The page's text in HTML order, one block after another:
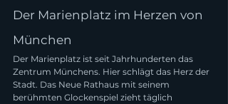
Der Marienplatz im Herzen von
München
Der Marienplatz ist seit Jahrhunderten das
Zentrum Münchens. Hier schlägt das Herz der
Stadt. Das Neue Rathaus mit seinem
berühmten Glockenspiel zieht täglich